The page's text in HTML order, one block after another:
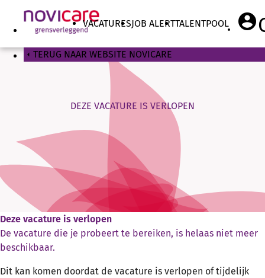
VACATURESJOB ALERTTALENTPOOL
TERUG NAAR WEBSITE NOVICARE
account_circle
DEZE VACATURE IS VERLOPEN
Deze vacature is verlopen
De vacature die je probeert te bereiken, is helaas niet meer
beschikbaar.
Dit kan komen doordat de vacature is verlopen of tijdelijk